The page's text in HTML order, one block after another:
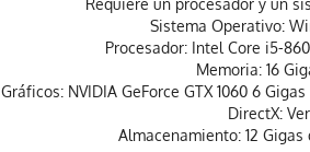
Requiere un procesador y un
Sistema Operativo:
Procesador: Intel Core i5-
Memoria: 16
Gráficos: NVIDIA GeForce GTX 1060 6
DirectX:
Almacenamiento: 12